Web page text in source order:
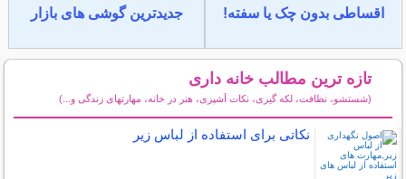
اقساطی بدون چک یا سفته!
جدیدترین گوشی های بازار
تازه ترین مطالب خانه داری
(شستشو، نظافت، لکه گیری، نکات آشپزی، هنر در خانه، مهارتهای زندگی و...)
نکاتی برای استفاده از لباس زیر